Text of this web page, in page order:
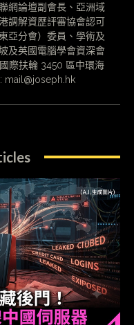
網論壇副會長、亞洲域
調解資歷評審協會認可
亞分會）委員、學術及
及英國電腦學會資深會
際扶輪 3450 區中環海
mail@joseph.hk